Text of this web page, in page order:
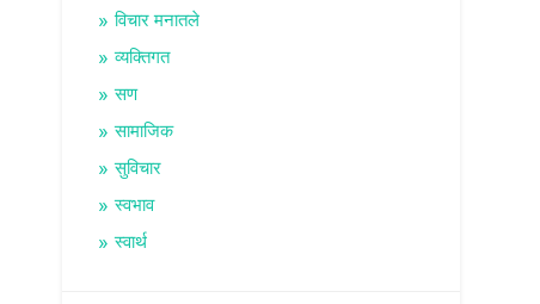
विचार मनातले
व्यक्तिगत
सण
सामाजिक
सुविचार
स्वभाव
स्वार्थ